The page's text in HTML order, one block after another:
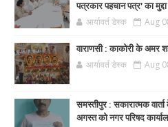
पत्रकार पहचान पत्र’ का मुद्दा
आर्यावर्त डेस्क Aug
वाराणसी : काकोरी के अमर
आर्यावर्त डेस्क Aug
समस्तीपुर : सकारात्मक
अगस्त को नगर परिषद